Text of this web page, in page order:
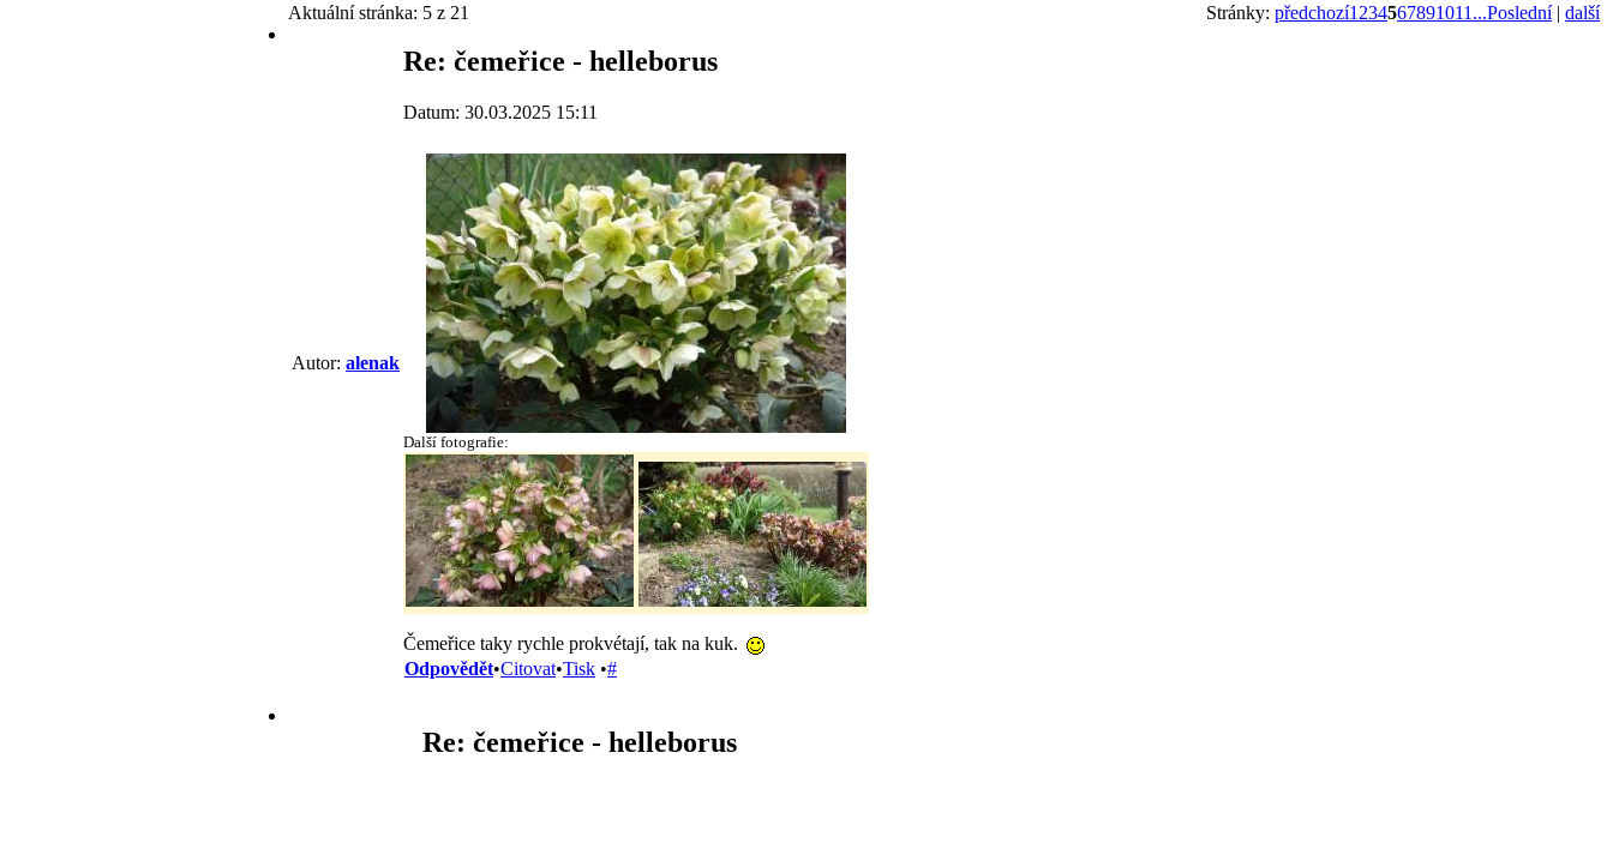
Stránky: předchozí1 234567891011 ...Poslední| další
Aktuální stránka: 5 z 21
Autor: alenak
Re: čemeřice - helleborus
Datum: 30.03.2025 15:11
Další fotografie:
Čemeřice taky rychle prokvétají, tak na kuk.
Odpovědět•Citovat•Tisk •#
Re: čemeřice - helleborus